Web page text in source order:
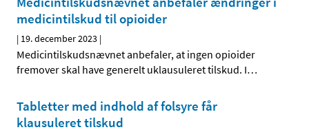
medicintilskud til opioider
| 19. december 2023 |
Medicintilskudsnævnet anbefaler, at ingen opioider
fremover skal have generelt uklausuleret tilskud. I…
Tabletter med indhold af folsyre får
klausuleret tilskud